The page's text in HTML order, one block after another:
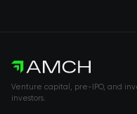
Venture capital, pre-IPO, and
investors.